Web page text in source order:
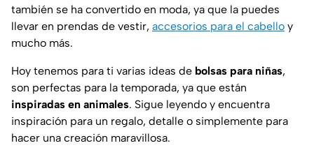
también se ha convertido en moda, ya que la puedes
llevar en prendas de vestir, accesorios para el cabello y
mucho más.
Hoy tenemos para ti varias ideas de bolsas para niñas,
son perfectas para la temporada, ya que están
inspiradas en animales. Sigue leyendo y encuentra
inspiración para un regalo, detalle o simplemente para
hacer una creación maravillosa.